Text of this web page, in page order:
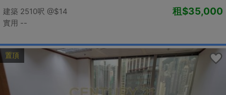
建築 2510呎 @$14
實用 --
租$35,000
置頂